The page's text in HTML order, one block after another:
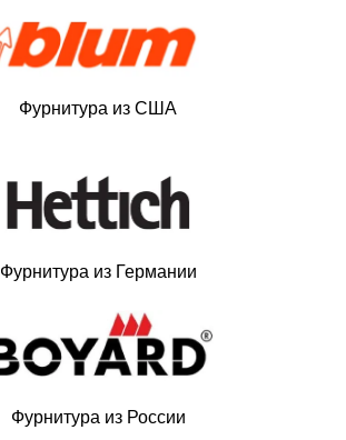
Фурнитура из США
Фурнитура из Германии
Фурнитура из России